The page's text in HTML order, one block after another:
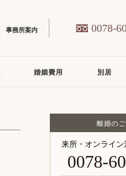
事務所案内 0078-
婚姻費用 別居
離婚の
来所・オンライ
0078-